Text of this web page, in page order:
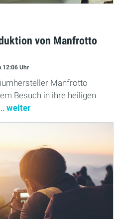
von Manfrotto
12:06 Uhr
Manfrotto
Besuch in ihre heiligen
weiter